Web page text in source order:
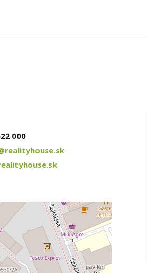
000